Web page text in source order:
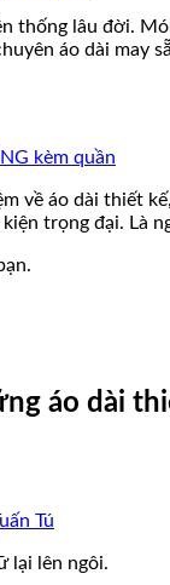
thống lâu đời.
áo dài may
kèm quần
về áo dài thiết
trọng đại. Là
áo dài
Tú
lại lên ngôi.